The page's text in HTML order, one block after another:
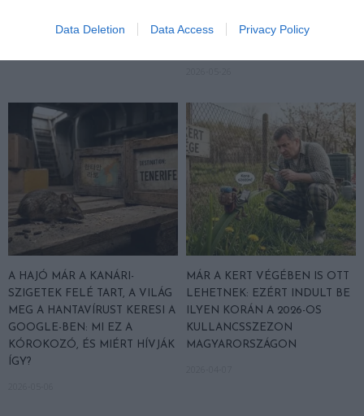
Data Deletion Data Access Privacy Policy
OKOSAN
KÉTSZÁZ ÉVE BÉKÉN HAGYJÁK
A HAJÓ MÁR A KANÁRI-
SZIGETEK FELÉ TART, A VILÁG
MEG A HANTAVÍRUST KERESI A
GOOGLE-BEN: MI EZ A
KÓROKOZÓ, ÉS MIÉRT HÍVJÁK
ÍGY?
MÁR A KERT VÉGÉBEN IS OTT
LEHETNEK: EZÉRT INDULT BE
ILYEN KORÁN A 2026-OS
KULLANCSSZEZON
MAGYARORSZÁGON